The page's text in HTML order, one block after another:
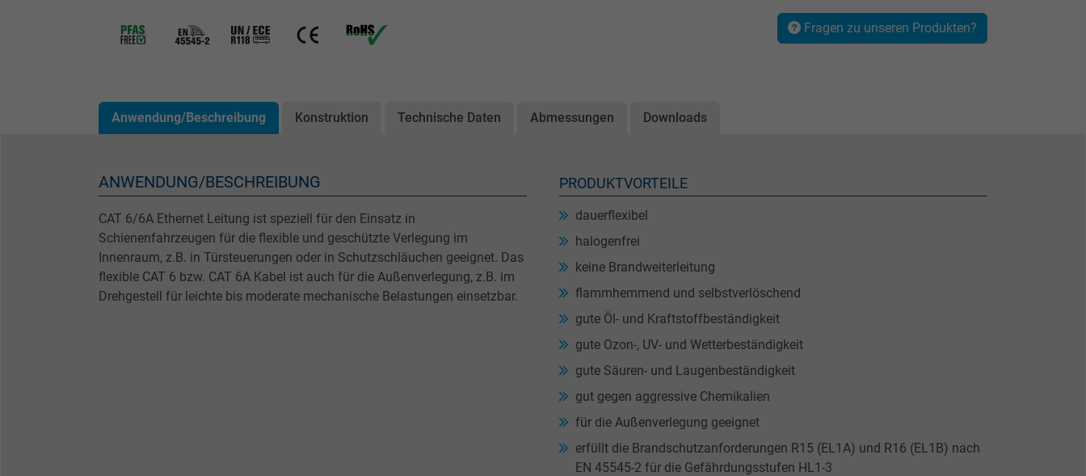
Fragen zu unseren Produkten?
Anwendung/Beschreibung Konstruktion Technische Daten Abmessungen Downloads
ANWENDUNG/BESCHREIBUNG
CAT 6/6A Ethernet Leitung ist speziell für den Einsatz in
Schienenfahrzeugen für die flexible und geschützte Verlegung im
Innenraum, z.B. in Türsteuerungen oder in Schutzschläuchen geeignet. Das
flexible CAT 6 bzw. CAT 6A Kabel ist auch für die Außenverlegung, z.B. im
Drehgestell für leichte bis moderate mechanische Belastungen einsetzbar.
PRODUKTVORTEILE
dauerflexibel
halogenfrei
keine Brandweiterleitung
flammhemmend und selbstverlöschend
gute Öl- und Kraftstoffbeständigkeit
gute Ozon-, UV- und Wetterbeständigkeit
gute Säuren- und Laugenbeständigkeit
gut gegen aggressive Chemikalien
für die Außenverlegung geeignet
erfüllt die Brandschutzanforderungen R15 (EL1A) und R16 (EL1B) nach
EN 45545-2 für die Gefährdungsstufen HL1-3